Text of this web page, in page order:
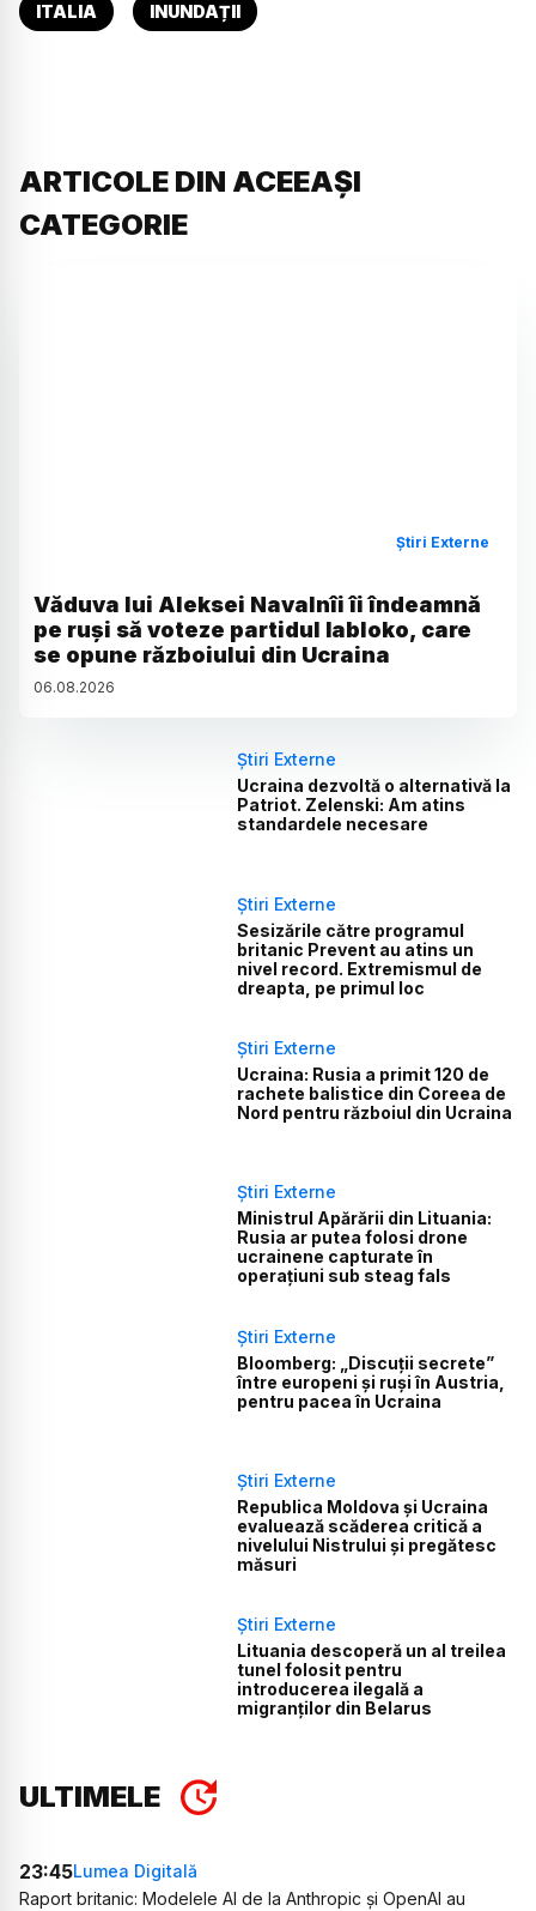
ITALIA INUNDAȚII
ARTICOLE DIN ACEEAȘI
CATEGORIE
Știri Externe
Văduva lui Aleksei Navalnîi îi îndeamnă
pe ruși să voteze partidul Iabloko, care
se opune războiului din Ucraina
06.08.2026
Știri Externe
Ucraina dezvoltă o alternativă la
Patriot. Zelenski: Am atins
standardele necesare
Știri Externe
Sesizările către programul
britanic Prevent au atins un
nivel record. Extremismul de
dreapta, pe primul loc
Știri Externe
Ucraina: Rusia a primit 120 de
rachete balistice din Coreea de
Nord pentru războiul din Ucraina
Știri Externe
Ministrul Apărării din Lituania:
Rusia ar putea folosi drone
ucrainene capturate în
operațiuni sub steag fals
Știri Externe
Bloomberg: „Discuții secrete”
între europeni și ruși în Austria,
pentru pacea în Ucraina
Știri Externe
Republica Moldova și Ucraina
evaluează scăderea critică a
nivelului Nistrului și pregătesc
măsuri
Știri Externe
Lituania descoperă un al treilea
tunel folosit pentru
introducerea ilegală a
migranților din Belarus
ULTIMELE
23:45Lumea Digitală
Raport britanic: Modelele AI de la Anthropic și OpenAI au